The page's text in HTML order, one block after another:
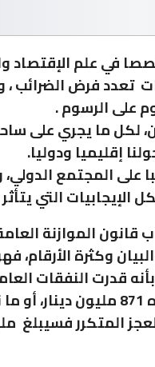
في علم الإقتصاد
تعدد فرض الضرائب ،
على الرسوم .
لكل ما يجري على
إقليميا ودوليا.
على المجتمع
الإيجابيات التي
الموازنة
وكثرة